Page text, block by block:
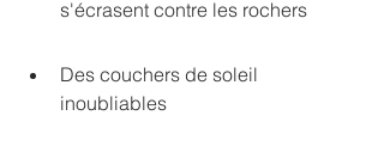
s'écrasent contre les rochers
Des couchers de soleil
inoubliables